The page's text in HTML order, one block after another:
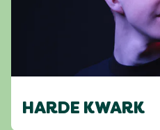
HARDE KWARK